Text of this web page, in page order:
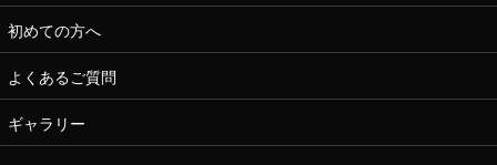
初めての方へ
よくあるご質問
ギャラリー